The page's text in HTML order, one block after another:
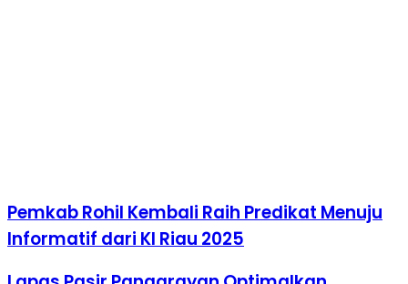
Pemkab Rohil Kembali Raih Predikat Menuju
Informatif dari KI Riau 2025